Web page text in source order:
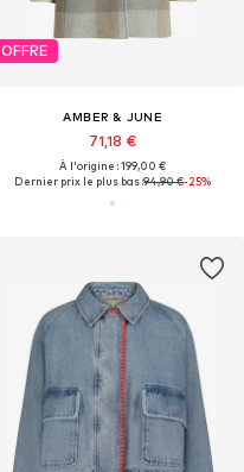
OFFRE
AMBER & JUNE
71,18 €
À l'origine : 199,00 €
Dernier prix le plus bas :94,90 €-25%